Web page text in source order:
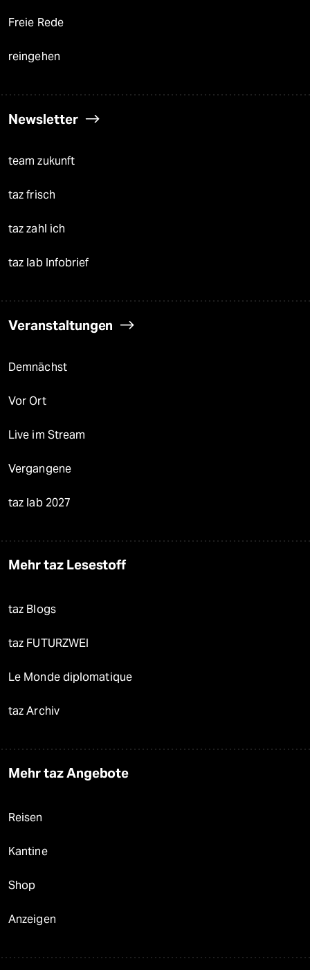
Freie Rede
reingehen
Newsletter
team zukunft
taz frisch
taz zahl ich
taz lab Infobrief
Veranstaltungen
Demnächst
Vor Ort
Live im Stream
Vergangene
taz lab 2027
Mehr taz Lesestoff
taz Blogs
taz FUTURZWEI
Le Monde diplomatique
taz Archiv
Mehr taz Angebote
Reisen
Kantine
Shop
Anzeigen